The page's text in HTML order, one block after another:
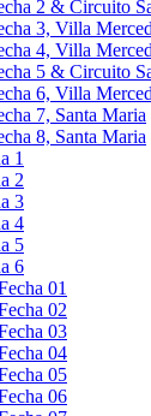
2 & Circuito
3, Villa
4, Villa
5 & Circuito
6, Villa
7, Santa Maria
8, Santa Maria
1
2
3
4
5
6
01
02
03
04
05
06